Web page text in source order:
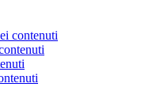
contenuti